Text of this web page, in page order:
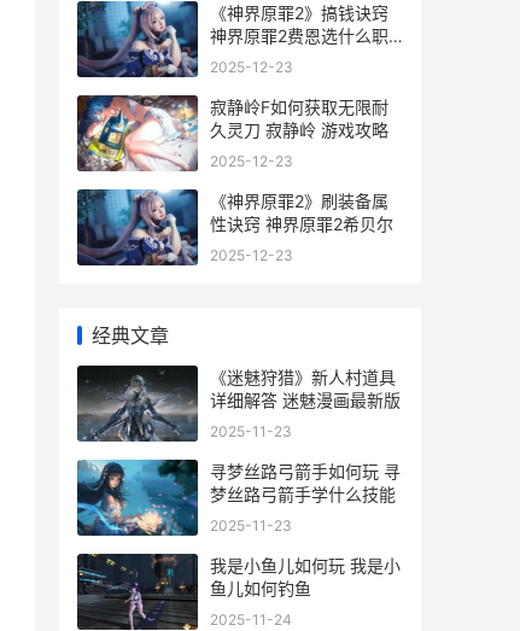
《神界原罪2》搞钱诀窍
神界原罪2费恩选什么职
业
2025-12-23
寂静岭F如何获取无限耐
久灵刀 寂静岭 游戏攻略
2025-12-23
《神界原罪2》刷装备属
性诀窍 神界原罪2希贝尔
2025-12-23
经典文章
《迷魅狩猎》新人村道具
详细解答 迷魅漫画最新版
2025-11-23
寻梦丝路弓箭手如何玩 寻
梦丝路弓箭手学什么技能
2025-11-23
我是小鱼儿如何玩 我是小
鱼儿如何钓鱼
2025-11-24